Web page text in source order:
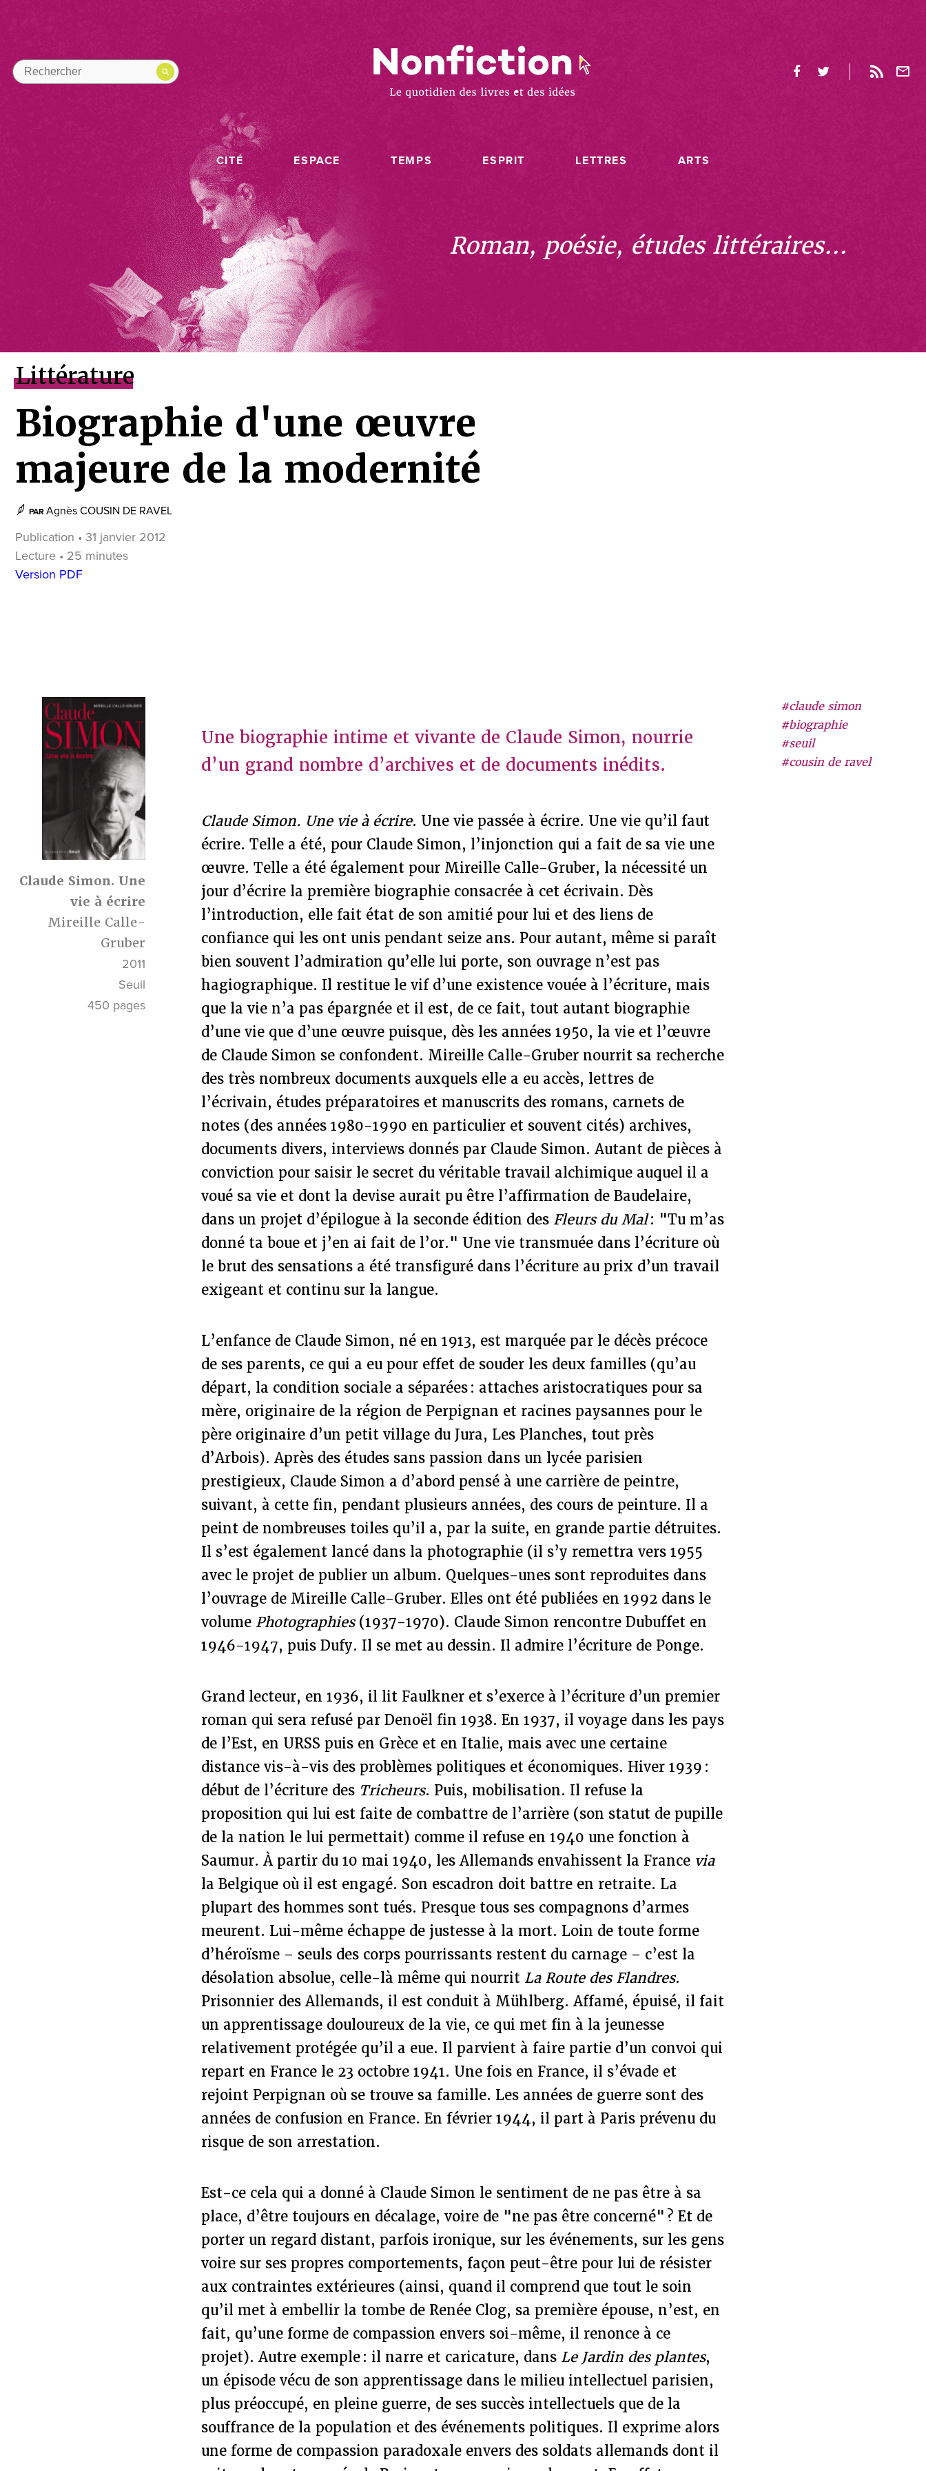
CITÉ ESPACE TEMPS ESPRIT LETTRES ARTS
Roman, poésie, études littéraires...
Littérature
Biographie d'une œuvre
majeure de la modernité
PAR Agnès COUSIN DE RAVEL
Publication • 31 janvier 2012
Lecture • 25 minutes
Version PDF
Claude Simon. Une
vie à écrire
Mireille Calle-
Gruber
2011
Seuil
450 pages
#claude simon
#biographie
#seuil
#cousin de ravel
Une biographie intime et vivante de Claude Simon, nourrie
d’un grand nombre d’archives et de documents inédits.
Claude Simon. Une vie à écrire. Une vie passée à écrire. Une vie qu’il faut
écrire. Telle a été, pour Claude Simon, l’injonction qui a fait de sa vie une
œuvre. Telle a été également pour Mireille Calle-Gruber, la nécessité un
jour d’écrire la première biographie consacrée à cet écrivain. Dès
l’introduction, elle fait état de son amitié pour lui et des liens de
confiance qui les ont unis pendant seize ans. Pour autant, même si paraît
bien souvent l’admiration qu’elle lui porte, son ouvrage n’est pas
hagiographique. Il restitue le vif d’une existence vouée à l’écriture, mais
que la vie n’a pas épargnée et il est, de ce fait, tout autant biographie
d’une vie que d’une œuvre puisque, dès les années 1950, la vie et l’œuvre
de Claude Simon se confondent. Mireille Calle-Gruber nourrit sa recherche
des très nombreux documents auxquels elle a eu accès, lettres de
l’écrivain, études préparatoires et manuscrits des romans, carnets de
notes (des années 1980-1990 en particulier et souvent cités) archives,
documents divers, interviews donnés par Claude Simon. Autant de pièces à
conviction pour saisir le secret du véritable travail alchimique auquel il a
voué sa vie et dont la devise aurait pu être l’affirmation de Baudelaire,
dans un projet d’épilogue à la seconde édition des Fleurs du Mal: "Tu m’as
donné ta boue et j’en ai fait de l’or." Une vie transmuée dans l’écriture où
le brut des sensations a été transfiguré dans l’écriture au prix d’un travail
exigeant et continu sur la langue.
L’enfance de Claude Simon, né en 1913, est marquée par le décès précoce
de ses parents, ce qui a eu pour effet de souder les deux familles (qu’au
départ, la condition sociale a séparées : attaches aristocratiques pour sa
mère, originaire de la région de Perpignan et racines paysannes pour le
père originaire d’un petit village du Jura, Les Planches, tout près
d’Arbois). Après des études sans passion dans un lycée parisien
prestigieux, Claude Simon a d’abord pensé à une carrière de peintre,
suivant, à cette fin, pendant plusieurs années, des cours de peinture. Il a
peint de nombreuses toiles qu’il a, par la suite, en grande partie détruites.
Il s’est également lancé dans la photographie (il s’y remettra vers 1955
avec le projet de publier un album. Quelques-unes sont reproduites dans
l’ouvrage de Mireille Calle-Gruber. Elles ont été publiées en 1992 dans le
volume Photographies(1937-1970). Claude Simon rencontre Dubuffet en
1946-1947, puis Dufy. Il se met au dessin. Il admire l’écriture de Ponge.
Grand lecteur, en 1936, il lit Faulkner et s’exerce à l’écriture d’un premier
roman qui sera refusé par Denoël fin 1938. En 1937, il voyage dans les pays
de l’Est, en URSS puis en Grèce et en Italie, mais avec une certaine
distance vis-à-vis des problèmes politiques et économiques. Hiver 1939 :
début de l’écriture des Tricheurs. Puis, mobilisation. Il refuse la
proposition qui lui est faite de combattre de l’arrière (son statut de pupille
de la nation le lui permettait) comme il refuse en 1940 une fonction à
Saumur. À partir du 10 mai 1940, les Allemands envahissent la France via
la Belgique où il est engagé. Son escadron doit battre en retraite. La
plupart des hommes sont tués. Presque tous ses compagnons d’armes
meurent. Lui-même échappe de justesse à la mort. Loin de toute forme
d’héroïsme – seuls des corps pourrissants restent du carnage – c’est la
désolation absolue, celle-là même qui nourrit La Route des Flandres.
Prisonnier des Allemands, il est conduit à Mühlberg. Affamé, épuisé, il fait
un apprentissage douloureux de la vie, ce qui met fin à la jeunesse
relativement protégée qu’il a eue. Il parvient à faire partie d’un convoi qui
repart en France le 23 octobre 1941. Une fois en France, il s’évade et
rejoint Perpignan où se trouve sa famille. Les années de guerre sont des
années de confusion en France. En février 1944, il part à Paris prévenu du
risque de son arrestation.
Est-ce cela qui a donné à Claude Simon le sentiment de ne pas être à sa
place, d’être toujours en décalage, voire de "ne pas être concerné" ? Et de
porter un regard distant, parfois ironique, sur les événements, sur les gens
voire sur ses propres comportements, façon peut-être pour lui de résister
aux contraintes extérieures (ainsi, quand il comprend que tout le soin
qu’il met à embellir la tombe de Renée Clog, sa première épouse, n’est, en
fait, qu’une forme de compassion envers soi-même, il renonce à ce
projet). Autre exemple : il narre et caricature, dans Le Jardin des plantes,
un épisode vécu de son apprentissage dans le milieu intellectuel parisien,
plus préoccupé, en pleine guerre, de ses succès intellectuels que de la
souffrance de la population et des événements politiques. Il exprime alors
une forme de compassion paradoxale envers des soldats allemands dont il